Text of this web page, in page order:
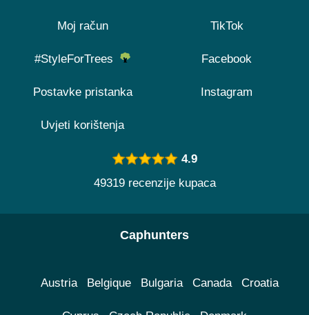
Moj račun
#StyleForTrees
Postavke pristanka
Uvjeti korištenja
TikTok
Facebook
Instagram
4.9
49319 recenzije kupaca
Caphunters
Austria Belgique Bulgaria Canada Croatia